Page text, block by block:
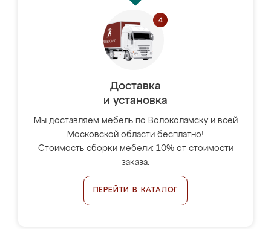
Доставка
и установка
Мы доставляем мебель по Волоколамску и всей
Московской области бесплатно!
Стоимость сборки мебели: 10% от стоимости
заказа.
ПЕРЕЙТИ В КАТАЛОГ